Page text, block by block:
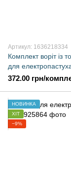
Артикул: 1636218334
Комплект воріт із
для
372.00 грн/
НОВИНКА
ХІТ
−9%